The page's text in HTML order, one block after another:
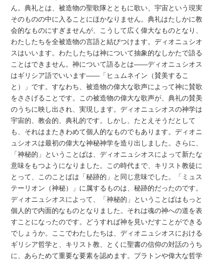
ん。典礼とは、被造物の聖歌隊とともに歌い、宇宙という現実
そのものの中に入ることにほかなりません。典礼はたしかに教
会的なものにすぎませんが、こうして広く偉大なものとなり、
わたしたちを全被造物の言語と結びつけます。ディオニュシオ
スはいいます。わたしたちは神について抽象的なしかたで語る
ことはできません。神について語るとは――ディオニュシオス
はギリシア語でいいます――「ヒュムネイン（賛美するこ
と）」です。すなわち、被造物の偉大な歌声によって神に賛歌
をささげることです。この被造物の偉大な歌声が、典礼の賛美
のうちに映し出され、実現します。ディオニュシオスの神学は
宇宙的、教会的、典礼的です。しかし、たとえそうだとして
も、それはまたきわめて個人的なものでもあります。ディオニ
ュシオスは最初の偉大な神秘神学を造り出しました。さらに、
「神秘的」ということばは、ディオニュシオスによって新たな
意味をもつようになりました。この時代まで、キリスト教徒に
とって、このことばは「秘跡的」と同じ意味でした。「ミュス
テーリオン（神秘）」に属するものは、秘跡的だったのです。
ディオニュシオスによって、「神秘的」ということばはもっと
個人的で内面的なものとなりました。それは魂の神への道を表
すことになったのです。どうすれば神を見いだすことができる
でしょうか。ここでわたしたちは、ディオニュシオスにおける
ギリシア哲学と、キリスト教、とくに聖書の信仰の対話のうち
に、あらためて重要な要素を認めます。プラトンや偉大な哲学